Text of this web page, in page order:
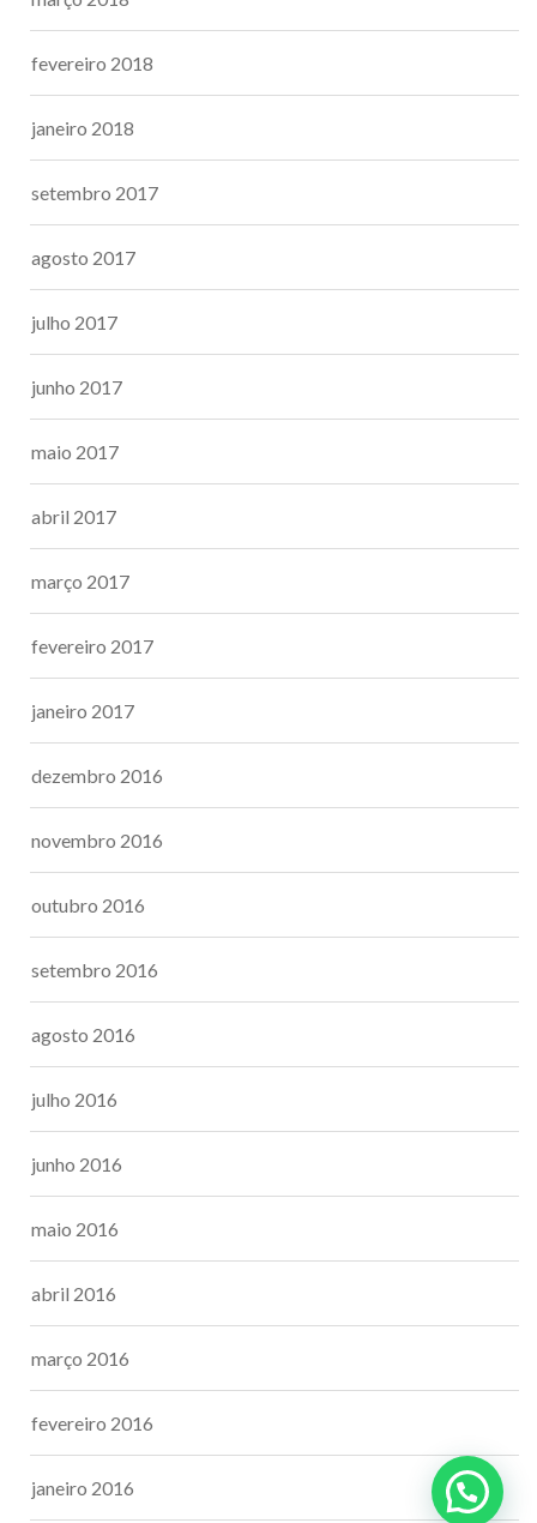
fevereiro 2018
janeiro 2018
setembro 2017
agosto 2017
julho 2017
junho 2017
maio 2017
abril 2017
março 2017
fevereiro 2017
janeiro 2017
dezembro 2016
novembro 2016
outubro 2016
setembro 2016
agosto 2016
julho 2016
junho 2016
maio 2016
abril 2016
março 2016
fevereiro 2016
janeiro 2016